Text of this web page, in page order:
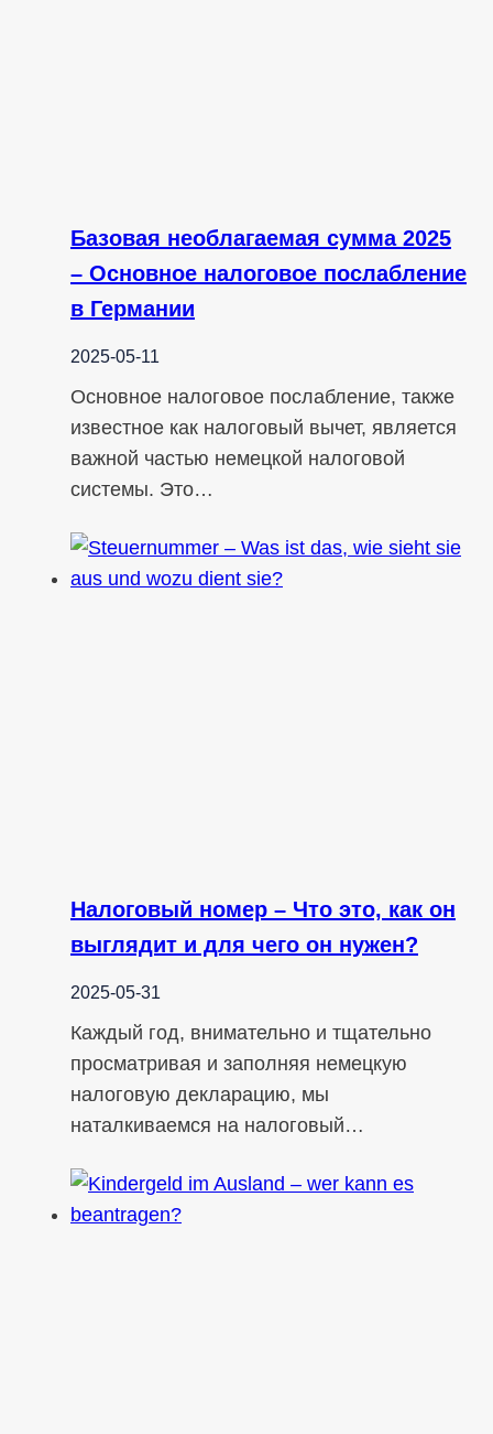
Базовая необлагаемая сумма 2025
– Основное налоговое послабление
в Германии
2025-05-11
Основное налоговое послабление, также
известное как налоговый вычет, является
важной частью немецкой налоговой
системы. Это…
Налоговый номер – Что это, как он
выглядит и для чего он нужен?
2025-05-31
Каждый год, внимательно и тщательно
просматривая и заполняя немецкую
налоговую декларацию, мы
наталкиваемся на налоговый…